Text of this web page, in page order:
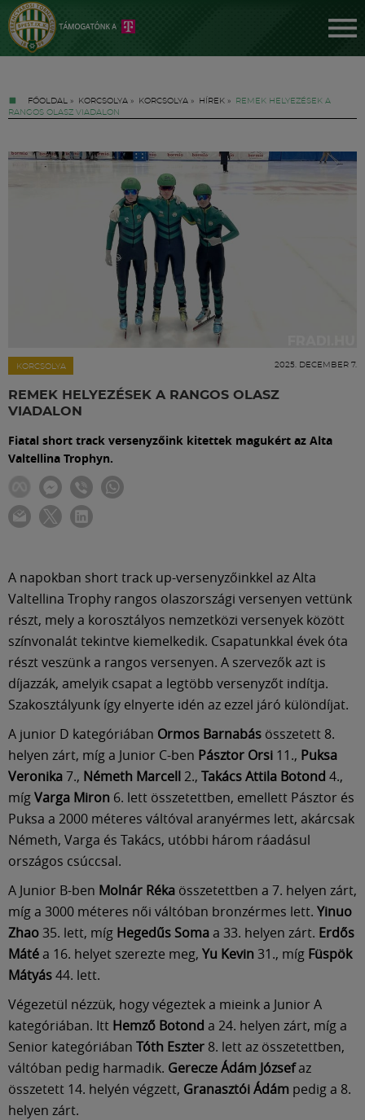
FŐOLDAL » KORCSOLYA » KORCSOLYA » HÍREK »
REMEK HELYEZÉSEK A
RANGOS OLASZ VIADALON
KORCSOLYA 2025. DECEMBER 7.
REMEK HELYEZÉSEK A RANGOS OLASZ
VIADALON
Fiatal short track versenyzőink kitettek magukért az Alta
Valtellina Trophyn.
A napokban short track up-versenyzőinkkel az Alta
Valtellina Trophy rangos olaszországi versenyen vettünk
részt, mely a korosztályos nemzetközi versenyek között
színvonalát tekintve kiemelkedik. Csapatunkkal évek óta
részt veszünk a rangos versenyen. A szervezők azt is
díjazzák, amelyik csapat a legtöbb versenyzőt indítja.
Szakosztályunk így elnyerte idén az ezzel járó különdíjat.
A junior D kategóriában Ormos Barnabás összetett 8.
helyen zárt, míg a Junior C-ben Pásztor Orsi 11., Puksa
Veronika7., Németh Marcell2., Takács Attila Botond 4.,
mígVarga Miron 6. lett összetettben, emellett Pásztor és
Puksa a 2000 méteres váltóval aranyérmes lett, akárcsak
Németh, Varga és Takács, utóbbi három ráadásul
országos csúccsal.
A Junior B-ben Molnár Réka összetettben a 7. helyen zárt,
míg a 3000 méteres női váltóban bronzérmes lett. Yinuo
Zhao35. lett, míg Hegedűs Somaa 33. helyen zárt. Erdős
Mátéa 16. helyet szerezte meg, Yu Kevin 31., míg Füspök
Mátyás44. lett.
Végezetül nézzük, hogy végeztek a mieink a Junior A
kategóriában. Itt Hemző Botond a 24. helyen zárt, míg a
Senior kategóriában Tóth Eszter 8. lett az összetettben,
váltóban pedig harmadik. Gerecze Ádám Józsefaz
összetett 14. helyén végzett, Granasztói Ádám pedig a 8.
helyen zárt.
FM YouTube +
Labdarúgás
Meccscenter
Klub
Szolgáltatások
Shop
Közösség
Múzeum
English